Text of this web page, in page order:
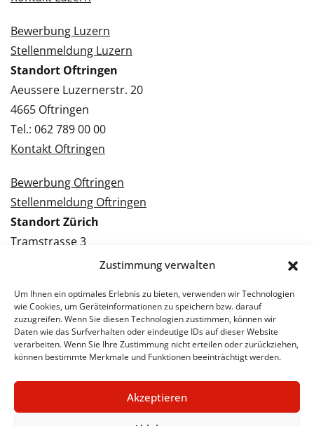
Zustimmung verwalten
Um Ihnen ein optimales Erlebnis zu bieten, verwenden wir Technologien
wie Cookies, um Geräteinformationen zu speichern bzw. darauf
zuzugreifen. Wenn Sie diesen Technologien zustimmen, können wir
Daten wie das Surfverhalten oder eindeutige IDs auf dieser Website
verarbeiten. Wenn Sie Ihre Zustimmung nicht erteilen oder zurückziehen,
können bestimmte Merkmale und Funktionen beeinträchtigt werden.
Akzeptieren
Bewerbung Luzern
Stellenmeldung Luzern
Standort Oftringen
Aeussere Luzernerstr. 20
4665 Oftringen
Tel.: 062 789 00 00
Kontakt Oftringen
Bewerbung Oftringen
Stellenmeldung Oftringen
Standort Zürich
Tramstrasse 3
Kontakt Zürich
Bewerbung Zürich
Stellenmeldung Zürich